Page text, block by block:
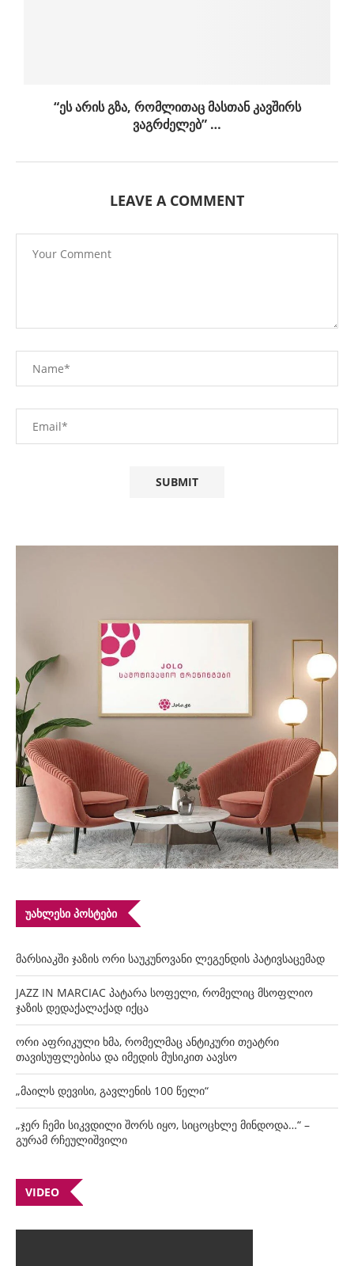
“ეს არის გზა, რომლითაც მასთან კავშირს
ვაგრძელებ” …
LEAVE A COMMENT
ᲣᲐᲮᲚᲔᲡᲘ ᲞᲝᲡᲢᲔᲑᲘ
მარსიაკში ჯაზის ორი საუკუნოვანი ლეგენდის პატივსაცემად
JAZZ IN MARCIAC პატარა სოფელი, რომელიც მსოფლიო
ჯაზის დედაქალაქად იქცა
ორი აფრიკული ხმა, რომელმაც ანტიკური თეატრი
თავისუფლებისა და იმედის მუსიკით აავსო
„მაილს დევისი, გავლენის 100 წელი“
„ჯერ ჩემი სიკვდილი შორს იყო, სიცოცხლე მინდოდა…“ –
გურამ რჩეულიშვილი
VIDEO